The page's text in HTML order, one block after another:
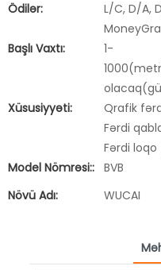
Ödilər:
L/C, D/A,
Başlı Vaxtı:
1-
Xüsusiyyəti:
Qrafik
Fərdi
Fərdi loqo
Model Nömrəsi:: BVB
Növü Adı:
WUCAI